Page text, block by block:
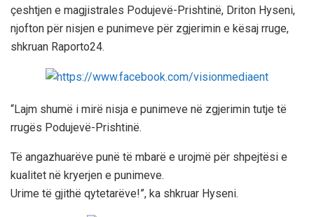
çeshtjen e magjistrales Podujevë-Prishtinë, Driton Hyseni,
njofton për nisjen e punimeve për zgjerimin e kësaj rruge,
shkruan Raporto24.
“Lajm shumë i mirë nisja e punimeve në zgjerimin tutje të
rrugës Podujevë-Prishtinë.
Të angazhuarëve punë të mbarë e urojmë për shpejtësi e
kualitet në kryerjen e punimeve.
Urime të gjithë qytetarëve!”, ka shkruar Hyseni.